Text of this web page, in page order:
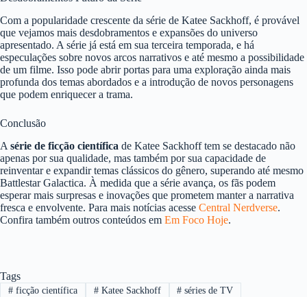
Com a popularidade crescente da série de Katee Sackhoff, é provável
que vejamos mais desdobramentos e expansões do universo
apresentado. A série já está em sua terceira temporada, e há
especulações sobre novos arcos narrativos e até mesmo a possibilidade
de um filme. Isso pode abrir portas para uma exploração ainda mais
profunda dos temas abordados e a introdução de novos personagens
que podem enriquecer a trama.
Conclusão
A série de ficção científica de Katee Sackhoff tem se destacado não
apenas por sua qualidade, mas também por sua capacidade de
reinventar e expandir temas clássicos do gênero, superando até mesmo
Battlestar Galactica. À medida que a série avança, os fãs podem
esperar mais surpresas e inovações que prometem manter a narrativa
fresca e envolvente. Para mais notícias acesse Central Nerdverse.
Confira também outros conteúdos em Em Foco Hoje.
Tags
#ficção científica #Katee Sackhoff # séries de TV